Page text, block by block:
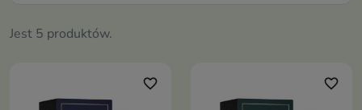
Jest 5 produktów.
favorite_border favorite_border